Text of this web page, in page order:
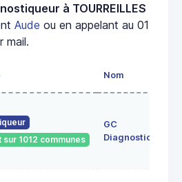
à TOURREILLES
Aude ou en appelant au 01
mail.
Nom
sur 1012 communes
GC
Diagnostics